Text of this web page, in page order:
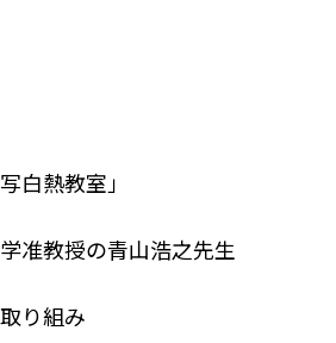
熱教室」
教授の青山浩之先生
り組み